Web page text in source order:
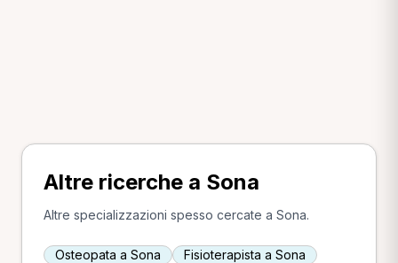
Altre ricerche a Sona
Altre specializzazioni spesso cercate a Sona.
Osteopata a Sona
Fisioterapista a Sona